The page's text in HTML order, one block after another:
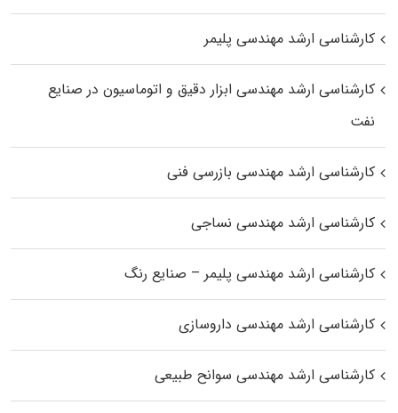
کارشناسی ارشد مهندسی پلیمر
کارشناسی ارشد مهندسی ابزار دقیق و اتوماسیون در صنایع
نفت
کارشناسی ارشد مهندسی بازرسی فنی
کارشناسی ارشد مهندسی نساجی
کارشناسی ارشد مهندسی پلیمر – صنایع رنگ
کارشناسی ارشد مهندسی داروسازی
کارشناسی ارشد مهندسی سوانح طبیعی